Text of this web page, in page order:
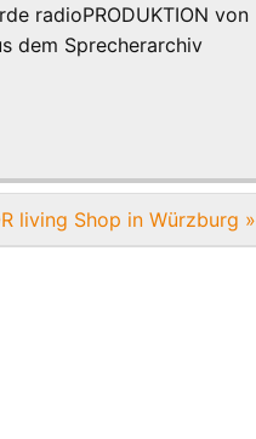
radioPRODUKTION von
dem Sprecherarchiv
living Shop in Würzburg »